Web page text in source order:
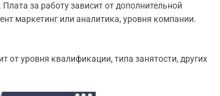
за работу зависит от дополнительной
маркетинг или аналитика, уровня компании.
от уровня квалификации, типа занятости, других